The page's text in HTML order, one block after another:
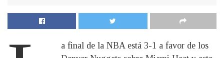
a final de la NBA está 3-1 a favor de los